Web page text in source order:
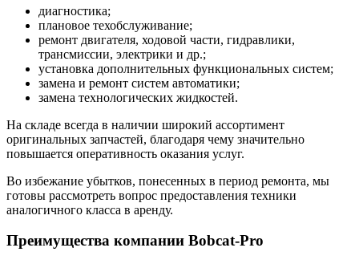
диагностика;
плановое техобслуживание;
ремонт двигателя, ходовой части, гидравлики,
трансмиссии, электрики и др.;
установка дополнительных функциональных систем;
замена и ремонт систем автоматики;
замена технологических жидкостей.
На складе всегда в наличии широкий ассортимент
оригинальных запчастей, благодаря чему значительно
повышается оперативность оказания услуг.
Во избежание убытков, понесенных в период ремонта, мы
готовы рассмотреть вопрос предоставления техники
аналогичного класса в аренду.
Преимущества компании Bobcat-Pro